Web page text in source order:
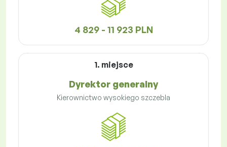
4 829 - 11 923 PLN
1. miejsce
Dyrektor generalny
Kierownictwo wysokiego szczebla